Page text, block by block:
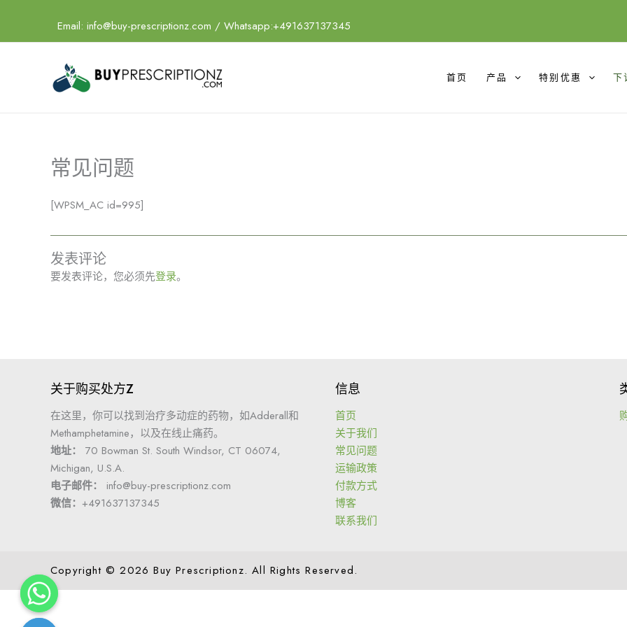
内
Email: info@buy-prescriptionz.com / Whatsapp:+491637137345
首页 产品 特别优惠 下
常见问题
[WPSM_AC id=995]
发表评论
要发表评论，您必须先登录。
关于购买处方Z
在这里，你可以找到治疗多动症的药物，如Adderall和
Methamphetamine，以及在线止痛药。
地址：
70 Bowman St. South Windsor, CT 06074,
Michigan, U.S.A.
电子邮件：
info@buy-prescriptionz.com
微信： +491637137345
信息
首页
关于我们
常见问题
运输政策
付款方式
博客
联系我们
Copyright © 2026 Buy Prescriptionz. All Rights Reserved.